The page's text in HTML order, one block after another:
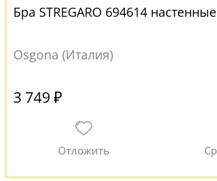
Бра STREGARO 694614 настенные
Osgona (Италия)
3 749 ₽